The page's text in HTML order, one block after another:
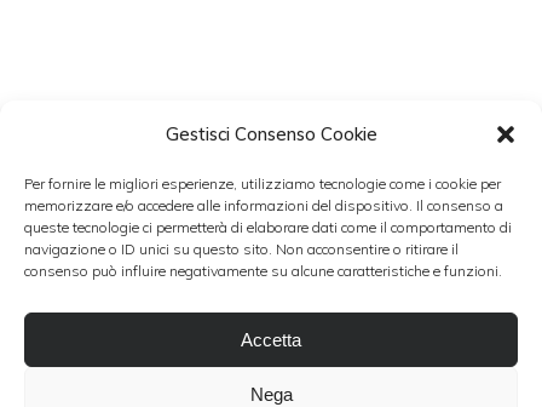
Gestisci Consenso Cookie
Per fornire le migliori esperienze, utilizziamo tecnologie come i cookie per
memorizzare e/o accedere alle informazioni del dispositivo. Il consenso a
queste tecnologie ci permetterà di elaborare dati come il comportamento di
navigazione o ID unici su questo sito. Non acconsentire o ritirare il
consenso può influire negativamente su alcune caratteristiche e funzioni.
Accetta
Nega
Resta aggiornato con Patch Wedding.